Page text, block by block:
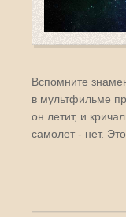
Вспомните
в мультфильме
он летит, и
самолет - нет.